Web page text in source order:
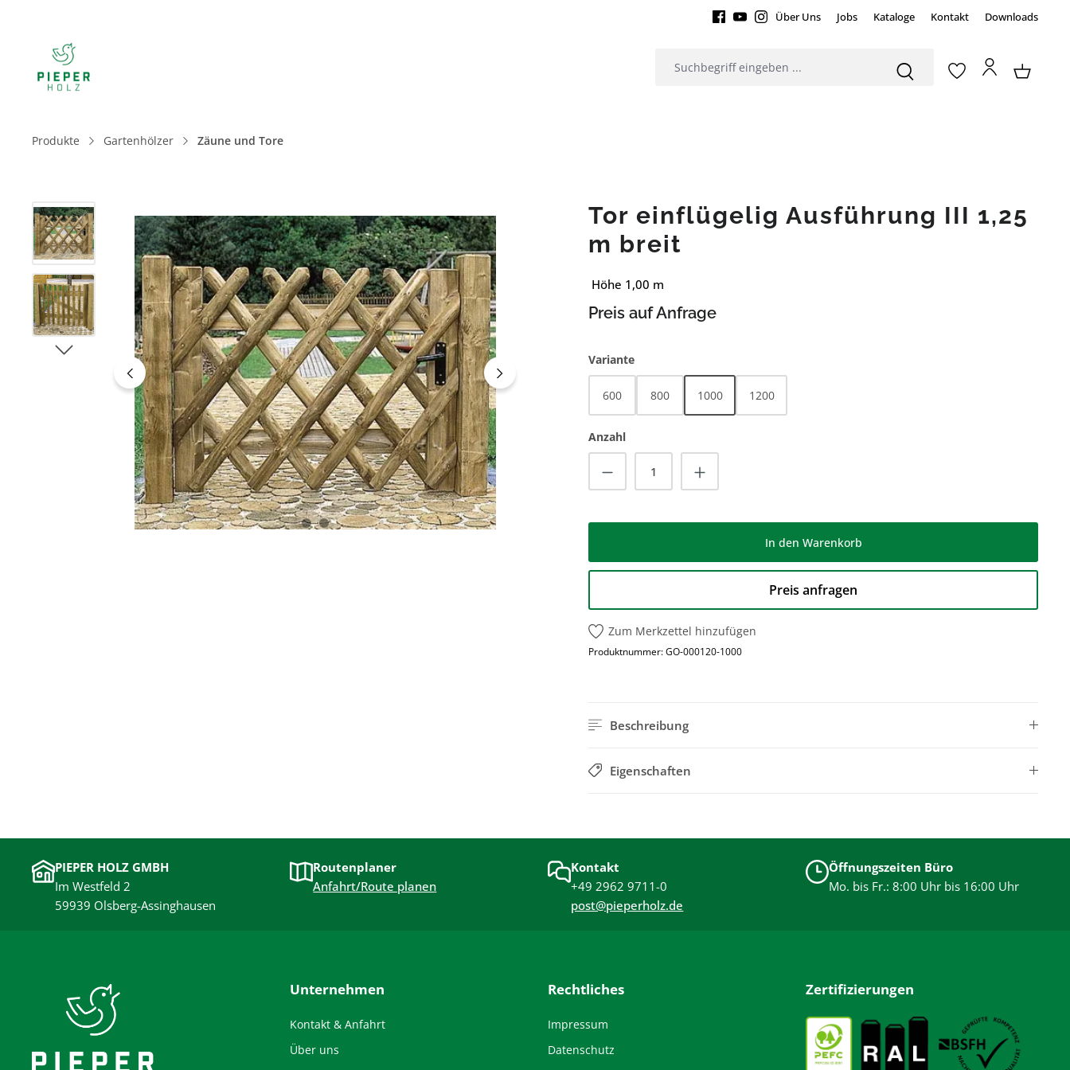
Über Uns Jobs Kataloge Kontakt Downloads
Produkte Gartenhölzer Zäune und Tore
Bildergalerie überspringen
Tor einflügelig Ausführung III 1,25
m breit
Höhe 1,00 m
Preis auf Anfrage
Varianteauswählen
600 800 1000 1200
Anzahl
Produkt Anzahl: Gib den gewünschten Wert ein
In den Warenkorb
Preis anfragen
Zum Merkzettel hinzufügen
Produktnummer:GO-000120-1000
Beschreibung
Eigenschaften
PIEPER HOLZ GMBH
Im Westfeld 2
59939 Olsberg-Assinghausen
Routenplaner
Anfahrt/Route planen
Kontakt
+49 2962 9711-0
post@pieperholz.de
Öffnungszeiten Büro
Mo. bis Fr.: 8:00 Uhr bis 16:00 Uhr
Unternehmen
Kontakt & Anfahrt
Über uns
Rechtliches
Impressum
Datenschutz
Zertifizierungen